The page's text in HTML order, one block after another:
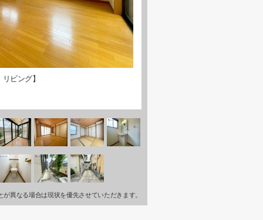
ビング】
異なる場合は現状を優先させていただきます。